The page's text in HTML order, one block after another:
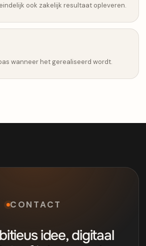
ook zakelijk resultaat opleveren.
wanneer het gerealiseerd wordt.
CONTACT
idee, digitaal